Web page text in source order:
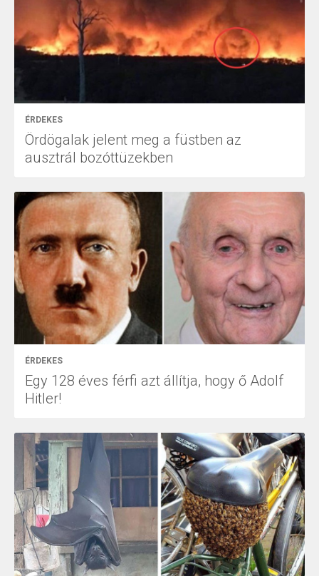
ÉRDEKES
Ördögalak jelent meg a füstben az
ausztrál bozóttüzekben
ÉRDEKES
Egy 128 éves férfi azt állítja, hogy ő Adolf
Hitler!